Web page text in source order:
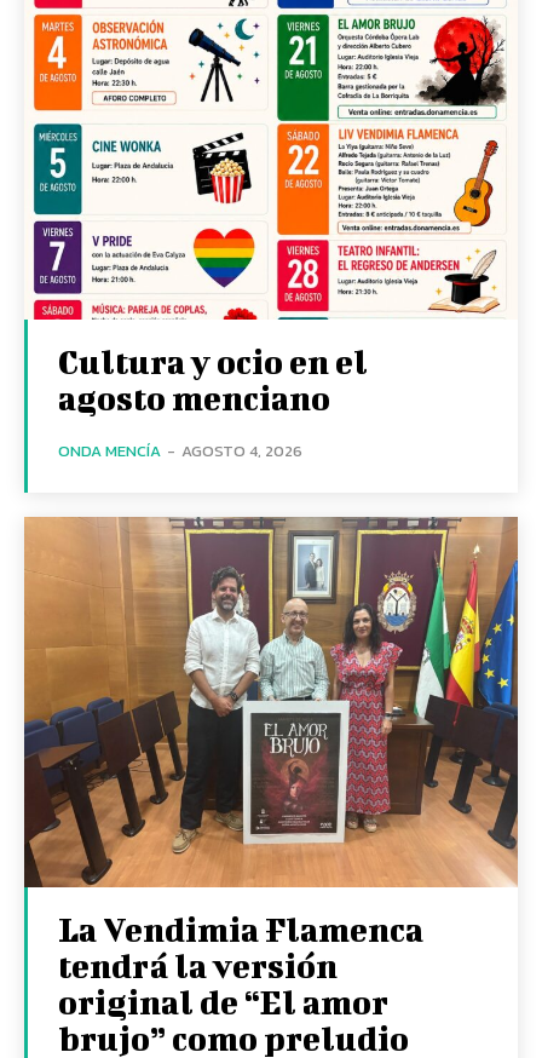
Cultura y ocio en el
agosto menciano
ONDA MENCÍA - AGOSTO 4, 2026
La Vendimia Flamenca
tendrá la versión
original de “El amor
brujo” como preludio